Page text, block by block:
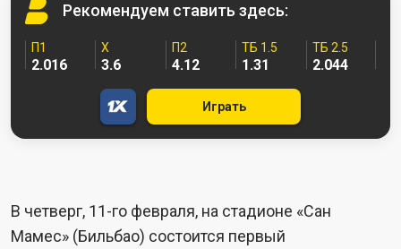
Рекомендуем ставить здесь:
П1
2.016
X
3.6
П2
4.12
ТБ 1.5
1.31
ТБ 2.5
2.044
Играть
В четверг, 11-го февраля, на стадионе «Сан
Мамес» (Бильбао) состоится первый